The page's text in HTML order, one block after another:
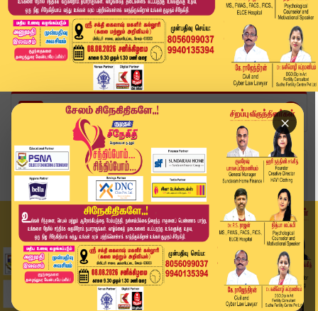
×
Home
வீடியோ ஸ்டோரி
அவரை இழந்தது திரையுலகுக்கே பேரிழப்பு" – மனம் நொ...